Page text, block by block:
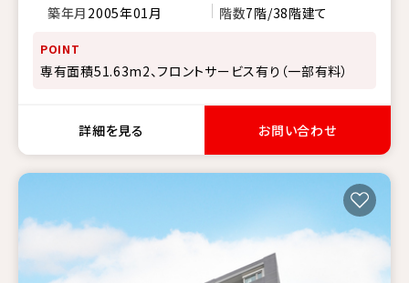
築年月 2005年01月 階数7階/38階建て
POINT
専有面積51.63m2、フロントサービス有り（一部有料）
詳細を見る お問い合わせ